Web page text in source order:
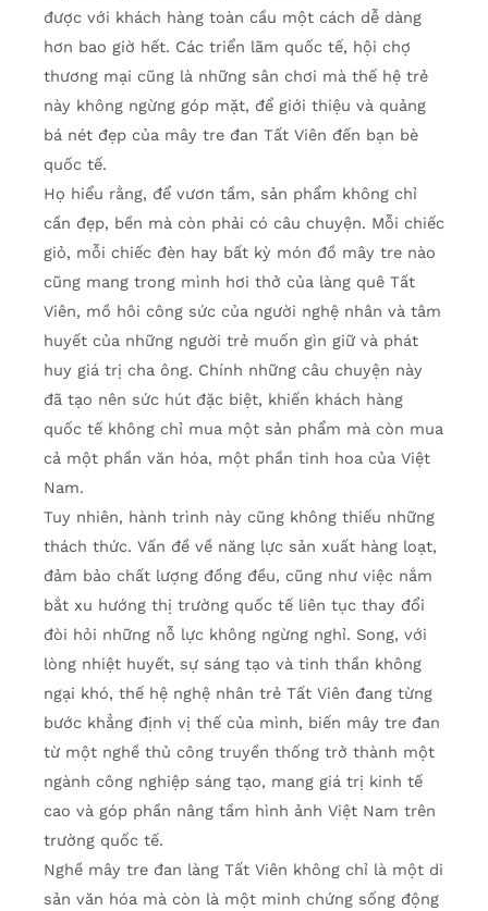
được với khách hàng toàn cầu một cách dễ dàng
hơn bao giờ hết. Các triển lãm quốc tế, hội chợ
thương mại cũng là những sân chơi mà thế hệ trẻ
này không ngừng góp mặt, để giới thiệu và quảng
bá nét đẹp của mây tre đan Tất Viên đến bạn bè
quốc tế.
Họ hiểu rằng, để vươn tầm, sản phẩm không chỉ
cần đẹp, bền mà còn phải có câu chuyện. Mỗi chiếc
giỏ, mỗi chiếc đèn hay bất kỳ món đồ mây tre nào
cũng mang trong mình hơi thở của làng quê Tất
Viên, mồ hôi công sức của người nghệ nhân và tâm
huyết của những người trẻ muốn gìn giữ và phát
huy giá trị cha ông. Chính những câu chuyện này
đã tạo nên sức hút đặc biệt, khiến khách hàng
quốc tế không chỉ mua một sản phẩm mà còn mua
cả một phần văn hóa, một phần tinh hoa của Việt
Nam.
Tuy nhiên, hành trình này cũng không thiếu những
thách thức. Vấn đề về năng lực sản xuất hàng loạt,
đảm bảo chất lượng đồng đều, cũng như việc nắm
bắt xu hướng thị trường quốc tế liên tục thay đổi
đòi hỏi những nỗ lực không ngừng nghỉ. Song, với
lòng nhiệt huyết, sự sáng tạo và tinh thần không
ngại khó, thế hệ nghệ nhân trẻ Tất Viên đang từng
bước khẳng định vị thế của mình, biến mây tre đan
từ một nghề thủ công truyền thống trở thành một
ngành công nghiệp sáng tạo, mang giá trị kinh tế
cao và góp phần nâng tầm hình ảnh Việt Nam trên
trường quốc tế.
Nghề mây tre đan làng Tất Viên không chỉ là một di
sản văn hóa mà còn là một minh chứng sống động